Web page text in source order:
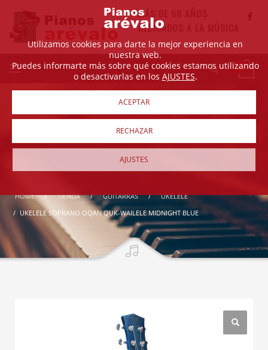
MÁS DE 50 AÑOS
DEDICADOS A LA MÚSICA
HOME TIENDA GUITARRAS
UKELELE
UKELELE SOPRANO OQAN QUK-WAILELE MIDNIGHT BLUE
Utilizamos cookies para darte la mejor experiencia en
nuestra web.
Puedes informarte más sobre qué cookies estamos utilizando
o desactivarlas en los AJUSTES.
ACEPTAR
RECHAZAR
AJUSTES